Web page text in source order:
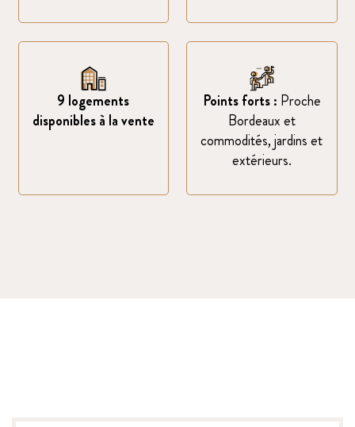
9 logements
disponibles à la vente
Points forts : Proche
Bordeaux et
commodités, jardins et
extérieurs.